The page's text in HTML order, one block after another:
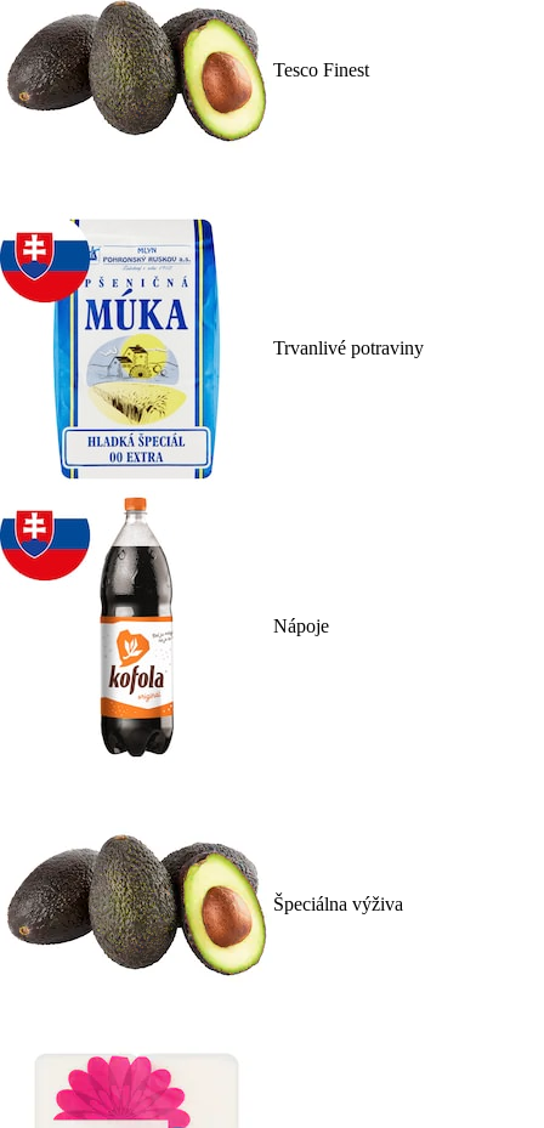
Tesco Finest
Trvanlivé potraviny
Nápoje
Špeciálna výživa